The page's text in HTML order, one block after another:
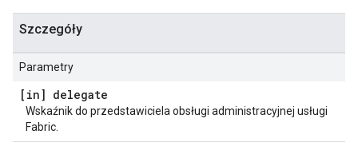
Szczegóły
Parametry
[in] delegate
Wskaźnik do przedstawiciela obsługi administracyjnej usługi
Fabric.